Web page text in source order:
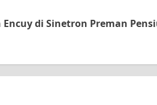
di Sinetron Preman